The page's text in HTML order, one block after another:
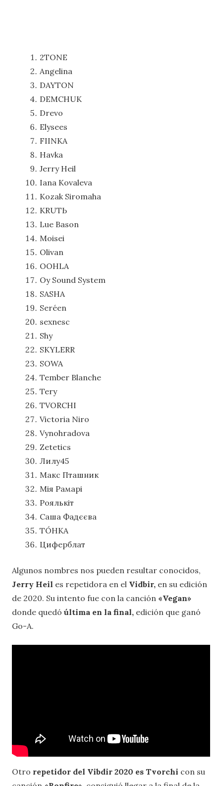
2TONE
Angelina
DAYTON
DEMCHUK
Drevo
Elysees
FIINKA
Havkа
Jerry Heil
Iana Kovaleva
Kozak Siromaha
KRUTЬ
Lue Bason
Moisei
Olivan
OOHLA
Oy Sound System
SASHA
Seréen
sexnesc
Shy
SKYLERR
SOWA
Tember Blanche
Tery
TVORCHI
Victoria Niro
Vynohradova
Zetetics
Лилу45
Макс Пташник
Мія Рамарі
Роялькіт
Саша Фадєєва
ТÓНКА
Циферблат
Algunos nombres nos pueden resultar conocidos,
Jerry Heil es repetidora en el Vidbir, en su edición
de 2020. Su intento fue con la canción «Vegan»
donde quedó última en la final, edición que ganó
Go-A.
Otro repetidor del Vibdir 2020 es Tvorchi con su